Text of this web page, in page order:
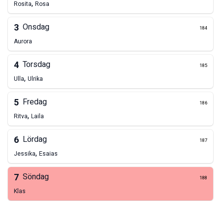
Rosita, Rosa
3 Onsdag 184
Aurora
4 Torsdag 185
Ulla, Ulrika
5 Fredag 186
Ritva, Laila
6 Lördag 187
Jessika, Esaias
7 Söndag 188
Klas